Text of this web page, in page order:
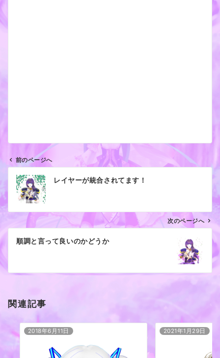
ン
前のページへ
レイヤーが統合されてます！
次のページへ
順調と言って良いのかどうか
関連記事
2018年6月11日 2021年1月29日